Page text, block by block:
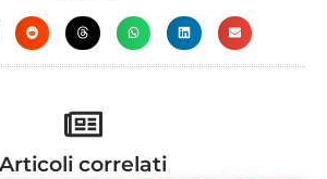
Articoli correlati